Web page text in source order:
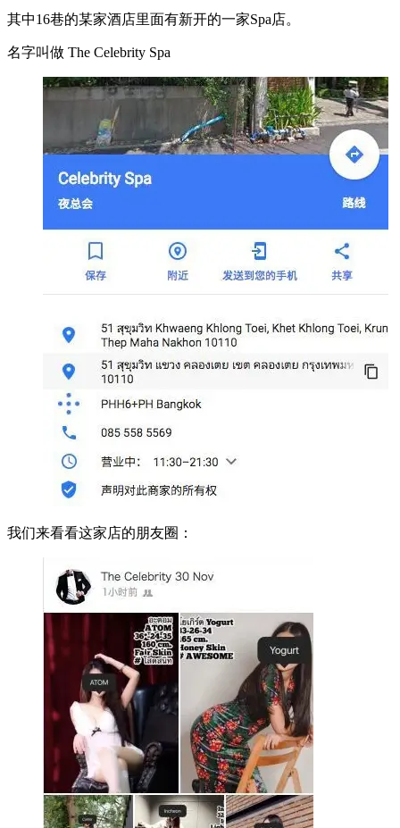
其中16巷的某家酒店里面有新开的一家Spa店。
名字叫做 The Celebrity Spa
我们来看看这家店的朋友圈：